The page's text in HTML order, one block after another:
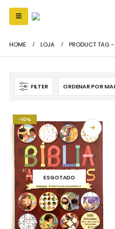
HOME LOJA PRODUCT TAG -
FILTER
-10%
ESGOTADO